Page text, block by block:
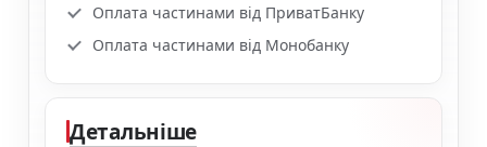
Оплата частинами від ПриватБанку
Оплата частинами від Монобанку
Детальніше